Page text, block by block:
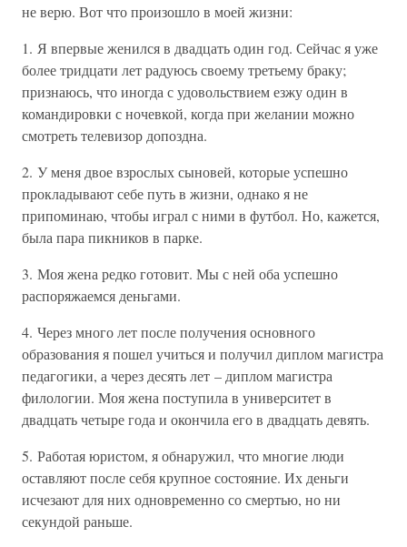
не верю. Вот что произошло в моей жизни:
1. Я впервые женился в двадцать один год. Сейчас я уже
более тридцати лет радуюсь своему третьему браку;
признаюсь, что иногда с удовольствием езжу один в
командировки с ночевкой, когда при желании можно
смотреть телевизор допоздна.
2. У меня двое взрослых сыновей, которые успешно
прокладывают себе путь в жизни, однако я не
припоминаю, чтобы играл с ними в футбол. Но, кажется,
была пара пикников в парке.
3. Моя жена редко готовит. Мы с ней оба успешно
распоряжаемся деньгами.
4. Через много лет после получения основного
образования я пошел учиться и получил диплом магистра
педагогики, а через десять лет – диплом магистра
филологии. Моя жена поступила в университет в
двадцать четыре года и окончила его в двадцать девять.
5. Работая юристом, я обнаружил, что многие люди
оставляют после себя крупное состояние. Их деньги
исчезают для них одновременно со смертью, но ни
секундой раньше.